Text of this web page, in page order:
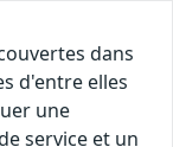
dans
d'entre elles
une
service et un